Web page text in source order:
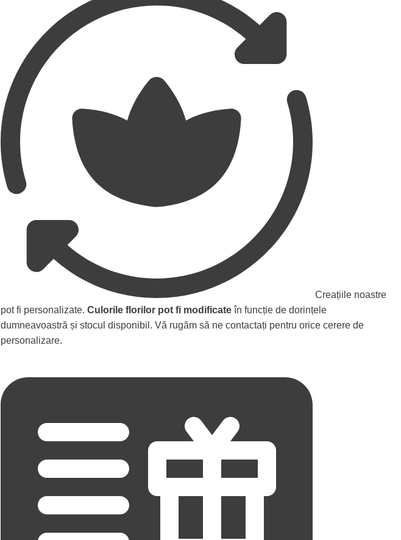
Creațiile noastre
pot fi personalizate. Culorile florilor pot fi modificateîn funcție de dorințele
dumneavoastră și stocul disponibil. Vă rugăm să ne contactați pentru orice cerere de
personalizare.